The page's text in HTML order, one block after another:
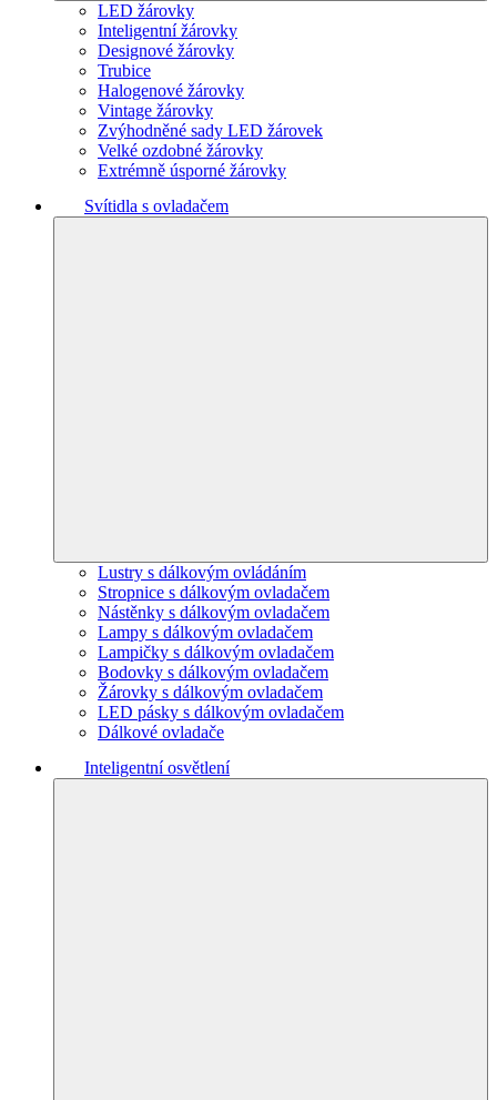
LED žárovky
Inteligentní žárovky
Designové žárovky
Trubice
Halogenové žárovky
Vintage žárovky
Zvýhodněné sady LED žárovek
Velké ozdobné žárovky
Extrémně úsporné žárovky
Svítidla s ovladačem
Lustry s dálkovým ovládáním
Stropnice s dálkovým ovladačem
Nástěnky s dálkovým ovladačem
Lampy s dálkovým ovladačem
Lampičky s dálkovým ovladačem
Bodovky s dálkovým ovladačem
Žárovky s dálkovým ovladačem
LED pásky s dálkovým ovladačem
Dálkové ovladače
Inteligentní osvětlení